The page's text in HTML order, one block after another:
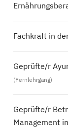
Fachkraft in
Geprüfte/r
(Fernlehrgang)
Geprüfte/r
Management